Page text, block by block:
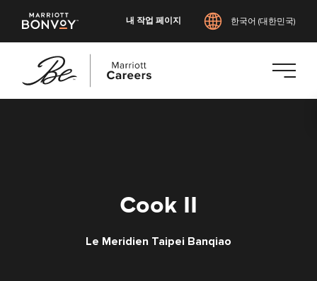
내 작업 페이지 한국어 (대한민국)
Cook II
Le Meridien Taipei Banqiao